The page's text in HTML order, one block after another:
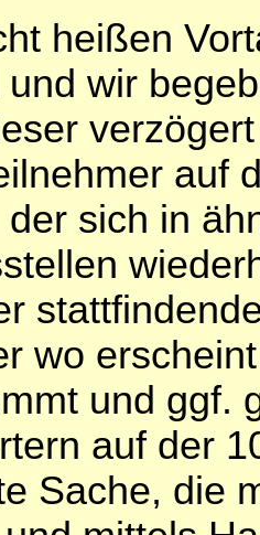
heißen
wir
auf
sich in
wo
und ggf.
auf der
Sache, die